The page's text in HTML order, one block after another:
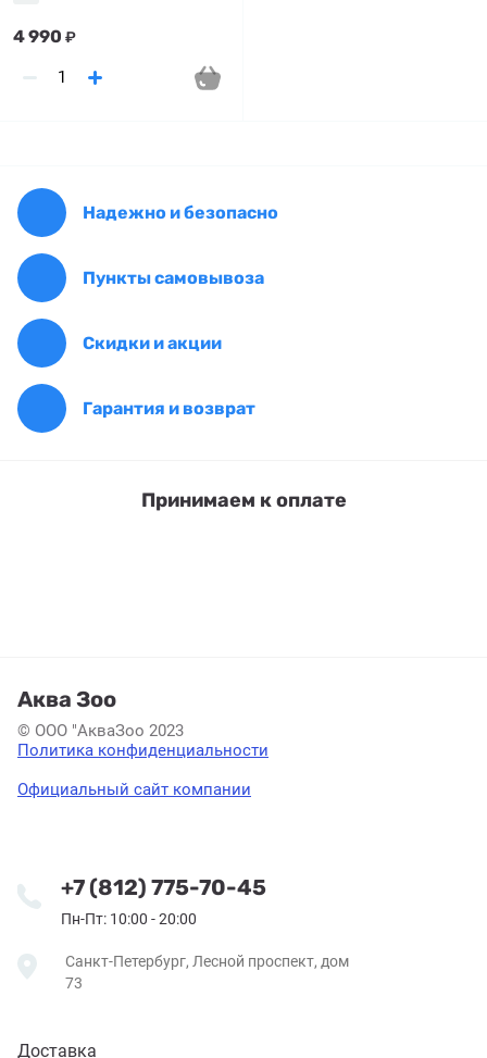
4 990 ₽
Надежно и безопасно
Пункты самовывоза
Скидки и акции
Гарантия и возврат
Принимаем к оплате
Аква Зоо
© ООО "АкваЗоо 2023
Политика конфиденциальности
Официальный сайт компании
+7 (812) 775-70-45
Пн-Пт: 10:00 - 20:00
Санкт-Петербург, Лесной проспект, дом
73
Доставка